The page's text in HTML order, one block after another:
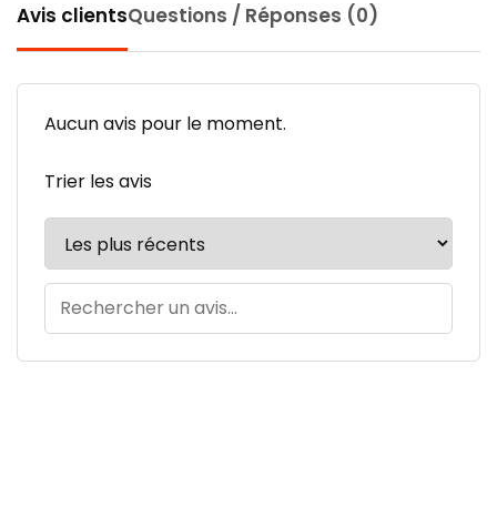
Avis clientsQuestions / Réponses (0)
Aucun avis pour le moment.
Trier les avis